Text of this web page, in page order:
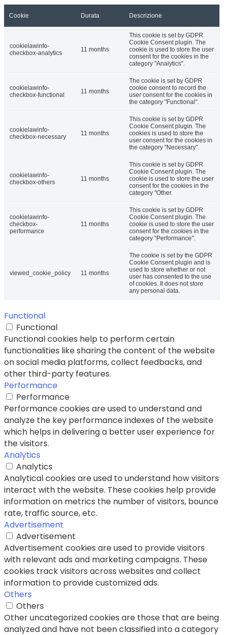
Cookie Durata Descrizione
cookielawinfo-
checkbox-analytics
11 months
This cookie is set by GDPR
Cookie Consent plugin. The
cookie is used to store the user
consent for the cookies in the
category "Analytics".
cookielawinfo-
checkbox-functional
11 months
The cookie is set by GDPR
cookie consent to record the
user consent for the cookies in
the category "Functional".
cookielawinfo-
checkbox-necessary
11 months
This cookie is set by GDPR
Cookie Consent plugin. The
cookies is used to store the
user consent for the cookies in
the category "Necessary".
cookielawinfo-
checkbox-others
11 months
This cookie is set by GDPR
Cookie Consent plugin. The
cookie is used to store the user
consent for the cookies in the
category "Other.
cookielawinfo-
checkbox-
performance
11 months
This cookie is set by GDPR
Cookie Consent plugin. The
cookie is used to store the user
consent for the cookies in the
category "Performance".
viewed_cookie_policy 11 months
The cookie is set by the GDPR
Cookie Consent plugin and is
used to store whether or not
user has consented to the use
of cookies. It does not store
any personal data.
Functional
Functional
Functional cookies help to perform certain
functionalities like sharing the content of the website
on social media platforms, collect feedbacks, and
other third-party features.
Performance
Performance
Performance cookies are used to understand and
analyze the key performance indexes of the website
which helps in delivering a better user experience for
the visitors.
Analytics
Analytics
Analytical cookies are used to understand how visitors
interact with the website. These cookies help provide
information on metrics the number of visitors, bounce
rate, traffic source, etc.
Advertisement
Advertisement
Advertisement cookies are used to provide visitors
with relevant ads and marketing campaigns. These
cookies track visitors across websites and collect
information to provide customized ads.
Others
Others
Other uncategorized cookies are those that are being
analyzed and have not been classified into a category